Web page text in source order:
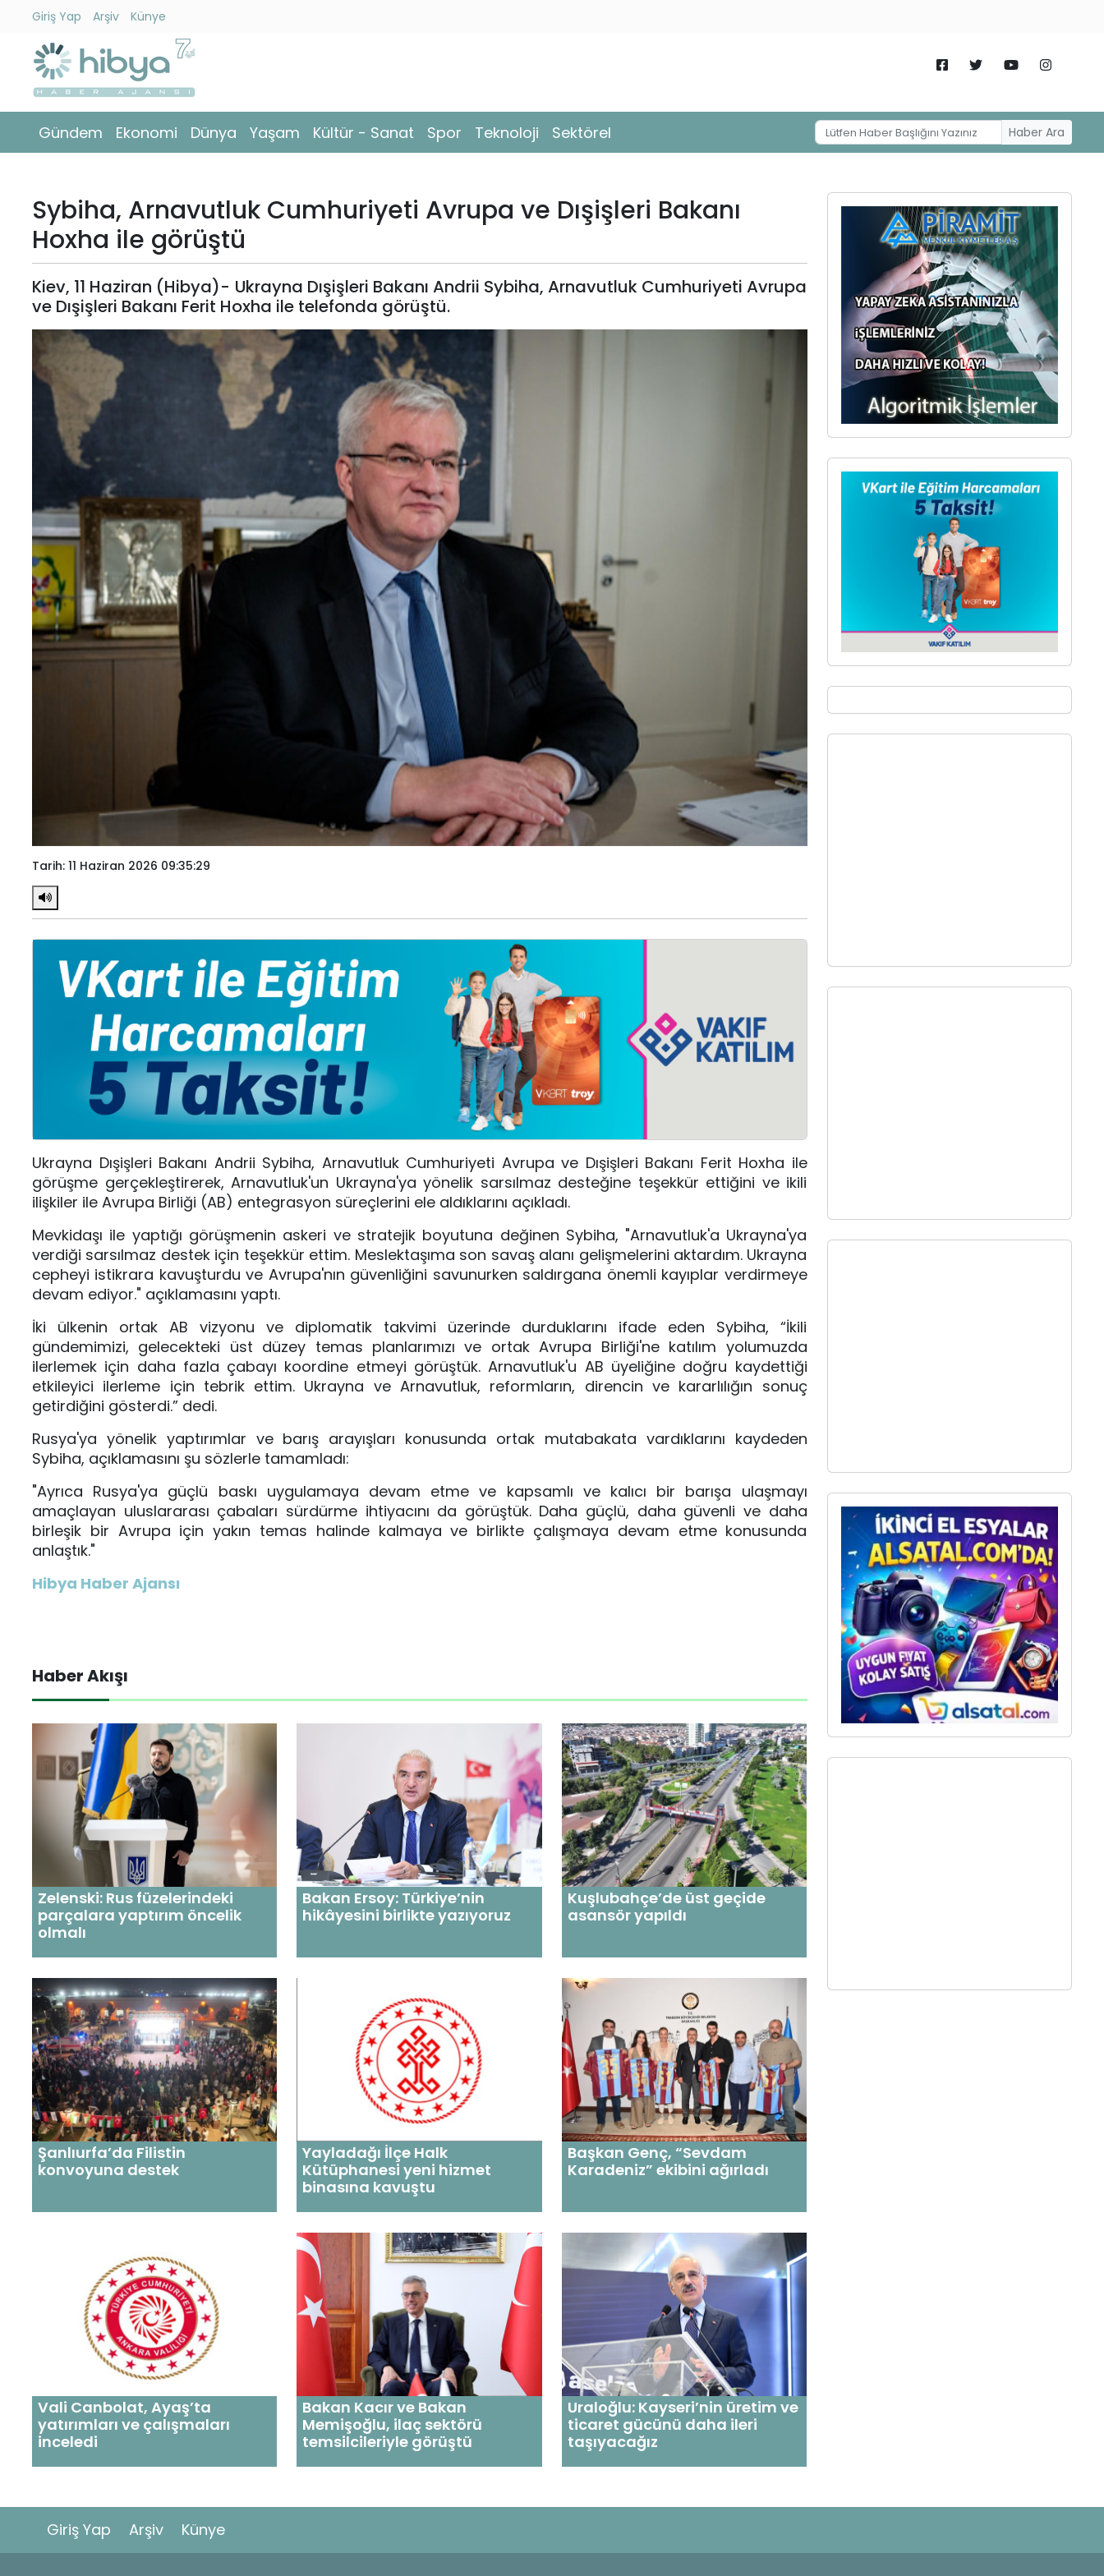
Giriş Yap Arşiv Künye
Gündem Ekonomi Dünya Yaşam Kültür - Sanat Spor Teknoloji Sektörel Haber Ara
Gündem
Ekonomi
Yaşam
Kültür
Sanat
Spor
Teknoloji
Sektörel
Künye
Giriş
Yap
Sybiha, Arnavutluk Cumhuriyeti Avrupa ve Dışişleri Bakanı
Hoxha ile görüştü
Kiev, 11 Haziran (Hibya)- Ukrayna Dışişleri Bakanı Andrii Sybiha, Arnavutluk Cumhuriyeti Avrupa
ve Dışişleri Bakanı Ferit Hoxha ile telefonda görüştü.
Tarih: 11 Haziran 2026 09:35:29
Ukrayna Dışişleri Bakanı Andrii Sybiha, Arnavutluk Cumhuriyeti Avrupa ve Dışişleri Bakanı Ferit Hoxha ile
görüşme gerçekleştirerek, Arnavutluk'un Ukrayna'ya yönelik sarsılmaz desteğine teşekkür ettiğini ve ikili
ilişkiler ile Avrupa Birliği (AB) entegrasyon süreçlerini ele aldıklarını açıkladı.
Mevkidaşı ile yaptığı görüşmenin askeri ve stratejik boyutuna değinen Sybiha, "Arnavutluk'a Ukrayna'ya
verdiği sarsılmaz destek için teşekkür ettim. Meslektaşıma son savaş alanı gelişmelerini aktardım. Ukrayna
cepheyi istikrara kavuşturdu ve Avrupa'nın güvenliğini savunurken saldırgana önemli kayıplar verdirmeye
devam ediyor." açıklamasını yaptı.
İki ülkenin ortak AB vizyonu ve diplomatik takvimi üzerinde durduklarını ifade eden Sybiha, “İkili
gündemimizi, gelecekteki üst düzey temas planlarımızı ve ortak Avrupa Birliği'ne katılım yolumuzda
ilerlemek için daha fazla çabayı koordine etmeyi görüştük. Arnavutluk'u AB üyeliğine doğru kaydettiği
etkileyici ilerleme için tebrik ettim. Ukrayna ve Arnavutluk, reformların, direncin ve kararlılığın sonuç
getirdiğini gösterdi.” dedi.
Rusya'ya yönelik yaptırımlar ve barış arayışları konusunda ortak mutabakata vardıklarını kaydeden
Sybiha, açıklamasını şu sözlerle tamamladı:
"Ayrıca Rusya'ya güçlü baskı uygulamaya devam etme ve kapsamlı ve kalıcı bir barışa ulaşmayı
amaçlayan uluslararası çabaları sürdürme ihtiyacını da görüştük. Daha güçlü, daha güvenli ve daha
birleşik bir Avrupa için yakın temas halinde kalmaya ve birlikte çalışmaya devam etme konusunda
anlaştık."
Hibya Haber Ajansı
Haber Akışı
Zelenski: Rus füzelerindeki
parçalara yaptırım öncelik
olmalı
Bakan Ersoy: Türkiye’nin
hikâyesini birlikte yazıyoruz
Kuşlubahçe’de üst geçide
asansör yapıldı
Şanlıurfa’da Filistin
konvoyuna destek
Yayladağı İlçe Halk
Kütüphanesi yeni hizmet
binasına kavuştu
Başkan Genç, “Sevdam
Karadeniz” ekibini ağırladı
Vali Canbolat, Ayaş’ta
yatırımları ve çalışmaları
inceledi
Bakan Kacır ve Bakan
Memişoğlu, ilaç sektörü
temsilcileriyle görüştü
Uraloğlu: Kayseri’nin üretim ve
ticaret gücünü daha ileri
taşıyacağız
Giriş Yap Arşiv Künye